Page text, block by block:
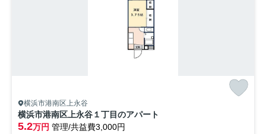
横浜市港南区上永谷
横浜市港南区上永谷１丁目のアパート
5.2万円 管理/共益費3,000円